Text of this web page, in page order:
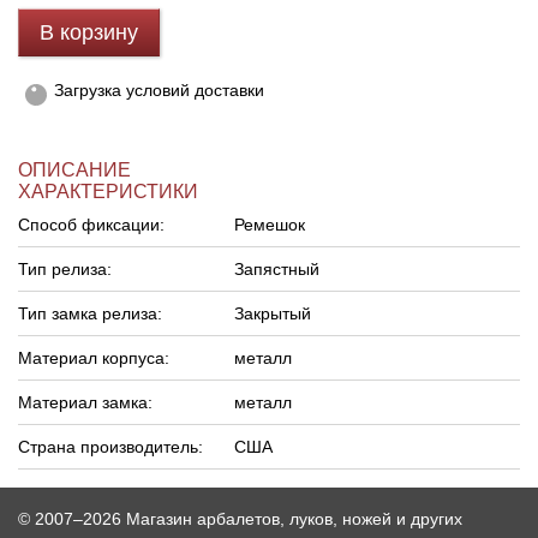
В корзину
Загрузка условий доставки
ОПИСАНИЕ
ХАРАКТЕРИСТИКИ
Способ фиксации: Ремешок
Тип релиза: Запястный
Тип замка релиза: Закрытый
Материал корпуса: металл
Материал замка: металл
Страна производитель: США
© 2007–2026 Магазин арбалетов, луков, ножей и других
Линейки для настройки лука
Кликеры для лука
Плунжеры для лука
Охотничьи ножи